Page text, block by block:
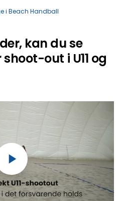
i Beach Handball
kan du se
out i U11 og